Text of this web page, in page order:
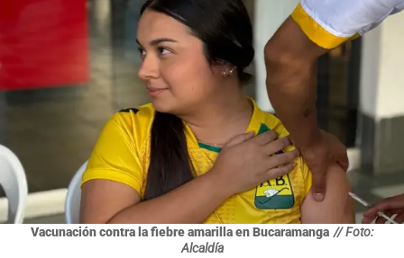
Vacunación contra la fiebre amarilla en Bucaramanga // Foto:
Alcaldía